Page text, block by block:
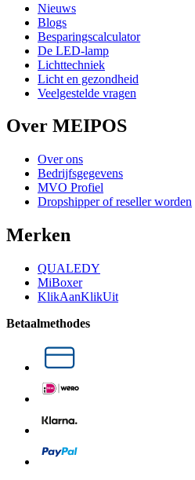
Nieuws
Blogs
Besparingscalculator
De LED-lamp
Lichttechniek
Licht en gezondheid
Veelgestelde vragen
Over MEIPOS
Over ons
Bedrijfsgegevens
MVO Profiel
Dropshipper of reseller worden
Merken
QUALEDY
MiBoxer
KlikAanKlikUit
Betaalmethodes